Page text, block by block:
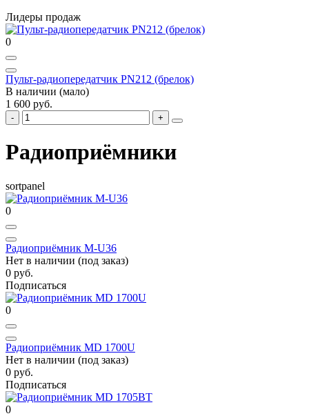
Лидеры продаж
0
Пульт-радиопередатчик PN212 (брелок)
В наличии (мало)
1 600 руб.
Радиоприёмники
sortpanel
0
Радиоприёмник M-U36
Нет в наличии (под заказ)
0 руб.
Подписаться
0
Радиоприёмник MD 1700U
Нет в наличии (под заказ)
0 руб.
Подписаться
0